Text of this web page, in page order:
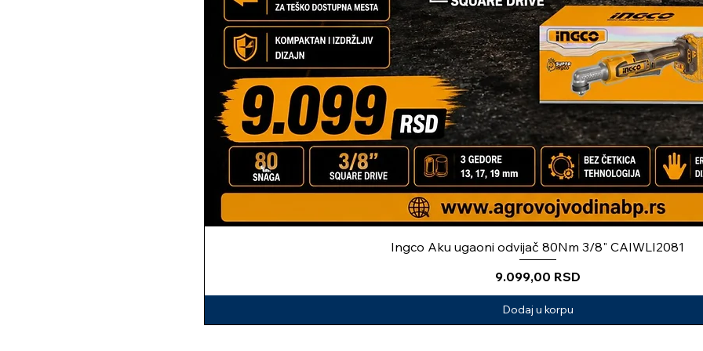
Ingco Aku ugaoni odvijač 80Nm 3/8" CAIWLI2081
Price
9.099,00 RSD
Dodaj u korpu